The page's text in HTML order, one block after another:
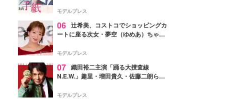
モデルプレス
06 辻希美、コストコでショッピングカ
ートに座る次女・夢空（ゆめあ）ちゃん
ぎ」「成長を感じる」の声
モデルプレス
07 織田裕二主演「踊る大捜査線
N.E.W.」趣里・増田貴久・佐藤二朗ら新
徴する“謎のキーワード”も
モデルプレス